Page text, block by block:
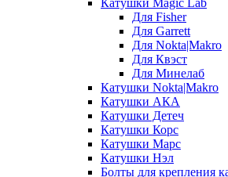
Для Fisher
Для Garrett
Для Nokta|Makro
Для Квэст
Для Минелаб
Катушки Nokta|Makro
Катушки АКА
Катушки Детеч
Катушки Корс
Катушки Марс
Катушки Нэл
Болты для крепления